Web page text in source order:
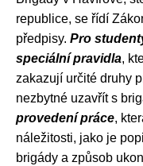
republice, se řídí
předpisy. Pro
speciální pravidla,
zakazují určité druhy
nezbytné uzavřít s
provedení práce,
náležitosti, jako je
brigády a způsob